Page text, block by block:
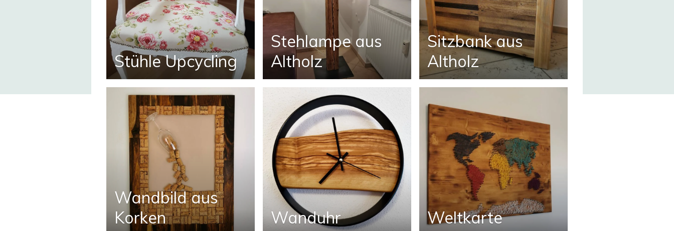
Stühle Upcycling
Stehlampe aus
Altholz
Sitzbank aus
Altholz
Wandbild aus
Korken
Wanduhr Weltkarte